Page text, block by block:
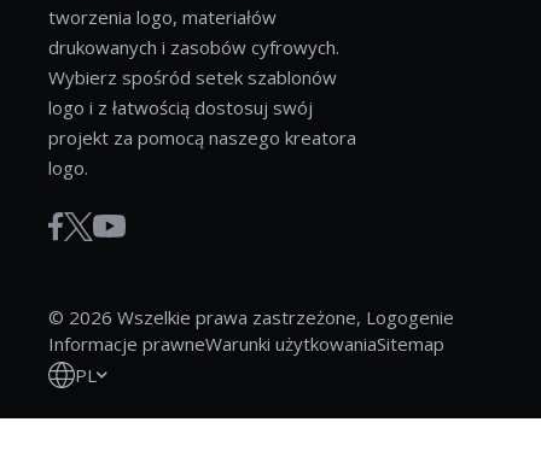
tworzenia logo, materiałów
drukowanych i zasobów cyfrowych.
Wybierz spośród setek szablonów
logo i z łatwością dostosuj swój
projekt za pomocą naszego kreatora
logo.
© 2026 Wszelkie prawa zastrzeżone, Logogenie
Informacje prawneWarunki użytkowaniaSitemap
PL